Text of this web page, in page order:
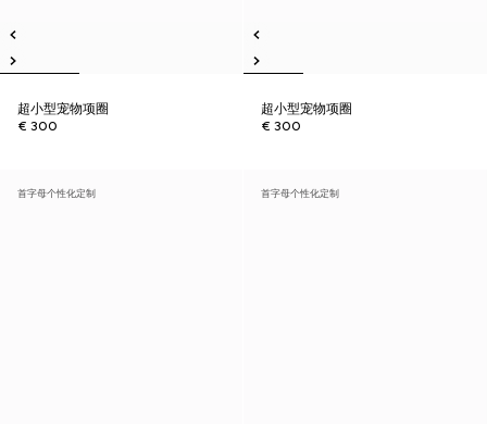
超小型宠物项圈
€ 300
超小型宠物项圈
€ 300
首字母个性化定制 首字母个性化定制